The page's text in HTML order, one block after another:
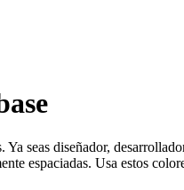
seas diseñador,
espaciadas. Usa estos